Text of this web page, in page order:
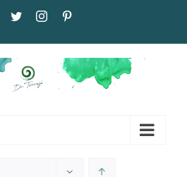
Facebook
TwitterInstagram